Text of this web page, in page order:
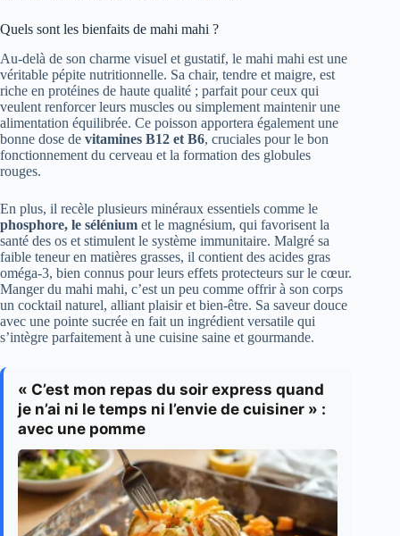
Quels sont les bienfaits de mahi mahi ?
Au-delà de son charme visuel et gustatif, le mahi mahi est une
véritable pépite nutritionnelle. Sa chair, tendre et maigre, est
riche en protéines de haute qualité ; parfait pour ceux qui
veulent renforcer leurs muscles ou simplement maintenir une
alimentation équilibrée. Ce poisson apportera également une
bonne dose de vitamines B12 et B6, cruciales pour le bon
fonctionnement du cerveau et la formation des globules
rouges.
En plus, il recèle plusieurs minéraux essentiels comme le
phosphore, le sélénium et le magnésium, qui favorisent la
santé des os et stimulent le système immunitaire. Malgré sa
faible teneur en matières grasses, il contient des acides gras
oméga-3, bien connus pour leurs effets protecteurs sur le cœur.
Manger du mahi mahi, c’est un peu comme offrir à son corps
un cocktail naturel, alliant plaisir et bien-être. Sa saveur douce
avec une pointe sucrée en fait un ingrédient versatile qui
s’intègre parfaitement à une cuisine saine et gourmande.
« C’est mon repas du soir express quand
je n’ai ni le temps ni l’envie de cuisiner » :
avec une pomme